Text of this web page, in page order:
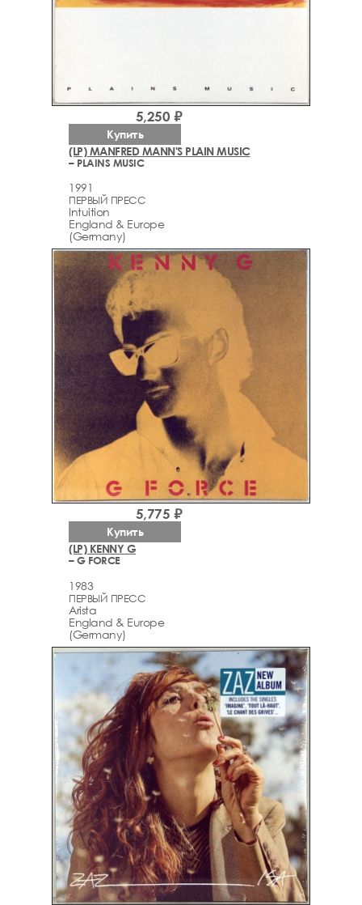
(LP) MANFRED MANN'S PLAIN MUSIC
– PLAINS MUSIC
1991
ПЕРВЫЙ ПРЕСС
Intuition
England & Europe
(Germany)
5,250 ₽
Купить
(LP) KENNY G
– G FORCE
1983
ПЕРВЫЙ ПРЕСС
Arista
England & Europe
(Germany)
5,775 ₽
Купить